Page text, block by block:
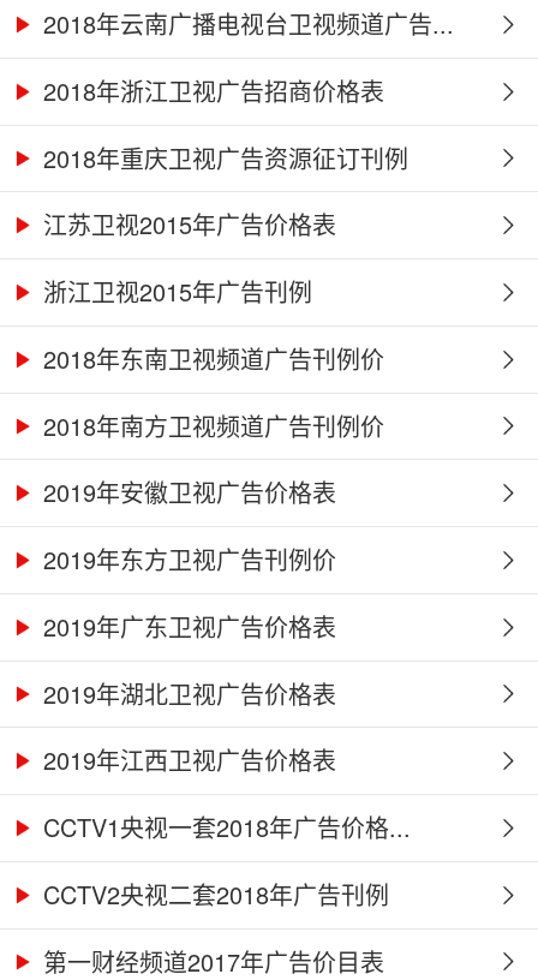
2018年云南广播电视台卫视频道广告...
2018年浙江卫视广告招商价格表
2018年重庆卫视广告资源征订刊例
江苏卫视2015年广告价格表
浙江卫视2015年广告刊例
2018年东南卫视频道广告刊例价
2018年南方卫视频道广告刊例价
2019年安徽卫视广告价格表
2019年东方卫视广告刊例价
2019年广东卫视广告价格表
2019年湖北卫视广告价格表
2019年江西卫视广告价格表
CCTV1央视一套2018年广告价格...
CCTV2央视二套2018年广告刊例
第一财经频道2017年广告价目表